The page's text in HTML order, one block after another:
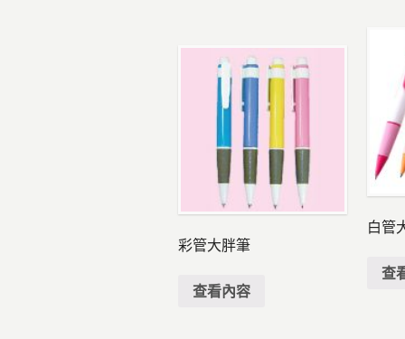
彩管大胖筆
查看內容
白管
查